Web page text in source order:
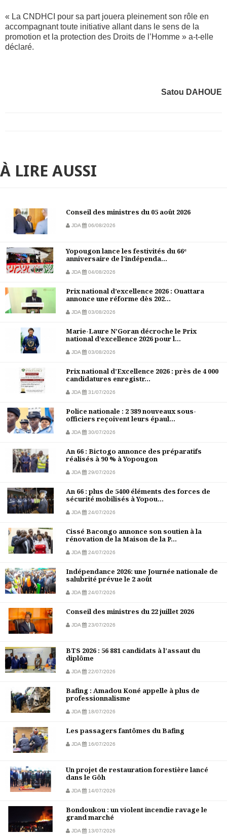
« La CNDHCI pour sa part jouera pleinement son rôle en
accompagnant toute initiative allant dans le sens de la
promotion et la protection des Droits de l’Homme » a-t-elle
déclaré.
Satou DAHOUE
À LIRE AUSSI
Conseil des ministres du 05 août 2026
JDA 06/08/2026
Yopougon lance les festivités du 66ᵉ
anniversaire de l’indépenda...
JDA 04/08/2026
Prix national d’excellence 2026 : Ouattara
annonce une réforme dès 202...
JDA 03/08/2026
Marie-Laure N’Goran décroche le Prix
national d’excellence 2026 pour l...
JDA 03/08/2026
Prix national d’Excellence 2026 : près de 4 000
candidatures enregistr...
JDA 31/07/2026
Police nationale : 2 389 nouveaux sous-
officiers reçoivent leurs épaul...
JDA 30/07/2026
An 66 : Bictogo annonce des préparatifs
réalisés à 90 % à Yopougon
JDA 29/07/2026
An 66 : plus de 5400 éléments des forces de
sécurité mobilisés à Yopou...
JDA 24/07/2026
Cissé Bacongo annonce son soutien à la
rénovation de la Maison de la P...
JDA 24/07/2026
Indépendance 2026: une Journée nationale de
salubrité prévue le 2 août
JDA 24/07/2026
Conseil des ministres du 22 juillet 2026
JDA 23/07/2026
BTS 2026 : 56 881 candidats à l’assaut du
diplôme
JDA 22/07/2026
Bafing : Amadou Koné appelle à plus de
professionnalisme
JDA 18/07/2026
Les passagers fantômes du Bafing
JDA 16/07/2026
Un projet de restauration forestière lancé
dans le Gôh
JDA 14/07/2026
Bondoukou : un violent incendie ravage le
grand marché
JDA 13/07/2026